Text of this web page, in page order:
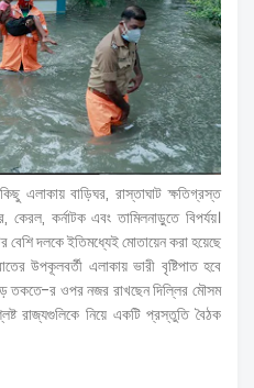
এলাকায় বাড়িঘর, রাস্তাঘাট ক্ষতিগ্রস্ত
কেরল, কর্নাটক এবং তামিলনাড়ুতে বিপর্যয়।
বেশি দলকে ইতিমধ্যেই মোতায়েন করা হয়েছে
উপকূলবর্তী এলাকায় ভারী বৃষ্টিপাত হবে
তকতে-র ওপর নজর রাখছেন দিল্লির মৌসম
রাজ্যগুলিকে নিয়ে একটি প্রস্তুতি বৈঠক